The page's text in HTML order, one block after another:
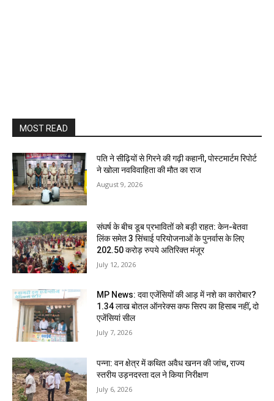
MOST READ
पति ने सीढ़ियों से गिरने की गढ़ी कहानी, पोस्टमार्टम रिपोर्ट
ने खोला नवविवाहिता की मौत का राज
August 9, 2026
संघर्ष के बीच डूब प्रभावितों को बड़ी राहत: केन-बेतवा
लिंक समेत 3 सिंचाई परियोजनाओं के पुनर्वास के लिए
202.50 करोड़ रुपये अतिरिक्त मंजूर
July 12, 2026
MP News: दवा एजेंसियों की आड़ में नशे का कारोबार?
1.34 लाख बोतल ऑनरेक्स कफ सिरप का हिसाब नहीं, दो
एजेंसियां सील
July 7, 2026
पन्ना: वन क्षेत्र में कथित अवैध खनन की जांच, राज्य
स्तरीय उड़नदस्ता दल ने किया निरीक्षण
July 6, 2026